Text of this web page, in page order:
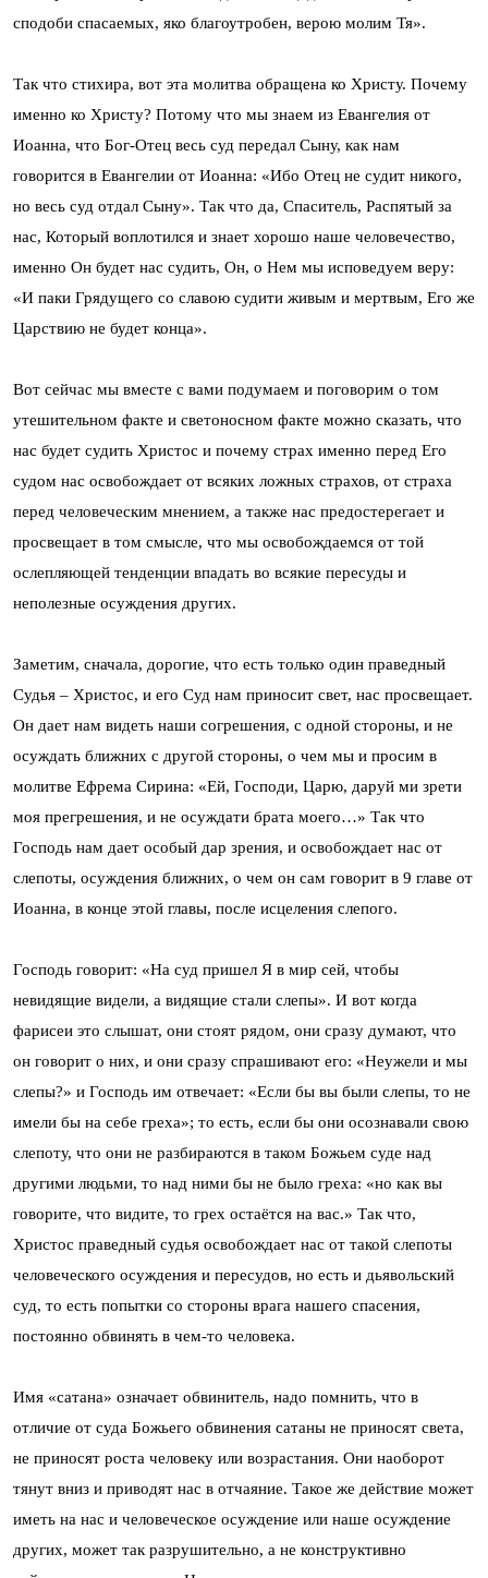
сподоби спасаемых, яко благоутробен, верою молим Тя».
Так что стихира, вот эта молитва обращена ко Христу. Почему
именно ко Христу? Потому что мы знаем из Евангелия от
Иоанна, что Бог-Отец весь суд передал Сыну, как нам
говорится в Евангелии от Иоанна: «Ибо Отец не судит никого,
но весь суд отдал Сыну». Так что да, Спаситель, Распятый за
нас, Который воплотился и знает хорошо наше человечество,
именно Он будет нас судить, Он, о Нем мы исповедуем веру:
«И паки Грядущего со славою судити живым и мертвым, Его же
Царствию не будет конца».
Вот сейчас мы вместе с вами подумаем и поговорим о том
утешительном факте и светоносном факте можно сказать, что
нас будет судить Христос и почему страх именно перед Его
судом нас освобождает от всяких ложных страхов, от страха
перед человеческим мнением, а также нас предостерегает и
просвещает в том смысле, что мы освобождаемся от той
ослепляющей тенденции впадать во всякие пересуды и
неполезные осуждения других.
Заметим, сначала, дорогие, что есть только один праведный
Судья – Христос, и его Суд нам приносит свет, нас просвещает.
Он дает нам видеть наши согрешения, с одной стороны, и не
осуждать ближних с другой стороны, о чем мы и просим в
молитве Ефрема Сирина: «Ей, Господи, Царю, даруй ми зрети
моя прегрешения, и не осуждати брата моего…» Так что
Господь нам дает особый дар зрения, и освобождает нас от
слепоты, осуждения ближних, о чем он сам говорит в 9 главе от
Иоанна, в конце этой главы, после исцеления слепого.
Господь говорит: «На суд пришел Я в мир сей, чтобы
невидящие видели, а видящие стали слепы». И вот когда
фарисеи это слышат, они стоят рядом, они сразу думают, что
он говорит о них, и они сразу спрашивают его: «Неужели и мы
слепы?» и Господь им отвечает: «Если бы вы были слепы, то не
имели бы на себе греха»; то есть, если бы они осознавали свою
слепоту, что они не разбираются в таком Божьем суде над
другими людьми, то над ними бы не было греха: «но как вы
говорите, что видите, то грех остаётся на вас.» Так что,
Христос праведный судья освобождает нас от такой слепоты
человеческого осуждения и пересудов, но есть и дьявольский
суд, то есть попытки со стороны врага нашего спасения,
постоянно обвинять в чем-то человека.
Имя «сатана» означает обвинитель, надо помнить, что в
отличие от суда Божьего обвинения сатаны не приносят света,
не приносят роста человеку или возрастания. Они наоборот
тянут вниз и приводят нас в отчаяние. Такое же действие может
иметь на нас и человеческое осуждение или наше осуждение
других, может так разрушительно, а не конструктивно